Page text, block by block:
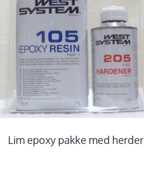
Lim epoxy pakke med herder